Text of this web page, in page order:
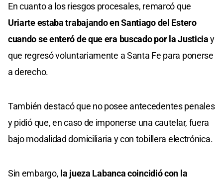
En cuanto a los riesgos procesales, remarcó que
Uriarte estaba trabajando en Santiago del Estero
cuando se enteró de que era buscado por la Justiciay
que regresó voluntariamente a Santa Fe para ponerse
a derecho.
También destacó que no posee antecedentes penales
y pidió que, en caso de imponerse una cautelar, fuera
bajo modalidad domiciliaria y con tobillera electrónica.
Sin embargo, la jueza Labanca coincidió con la